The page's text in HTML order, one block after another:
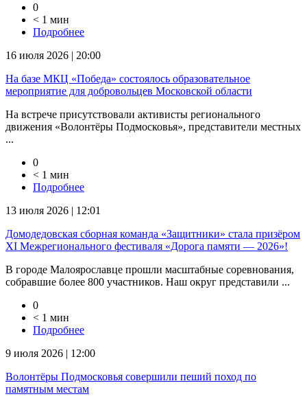
0
< 1 мин
Подробнее
16 июля 2026 | 20:00
На базе МКЦ «Победа» состоялось образовательное
мероприятие для добровольцев Московской области
На встрече присутствовали активисты регионального
движения «Волонтёры Подмосковья», представители местных
...
0
< 1 мин
Подробнее
13 июля 2026 | 12:01
Домодедовская сборная команда «Защитники» стала призёром
XI Межрегионального фестиваля «Дорога памяти — 2026»!
В городе Малоярославце прошли масштабные соревнования,
собравшие более 800 участников. Наш округ представили ...
0
< 1 мин
Подробнее
9 июля 2026 | 12:00
Волонтёры Подмосковья совершили пеший поход по
памятным местам